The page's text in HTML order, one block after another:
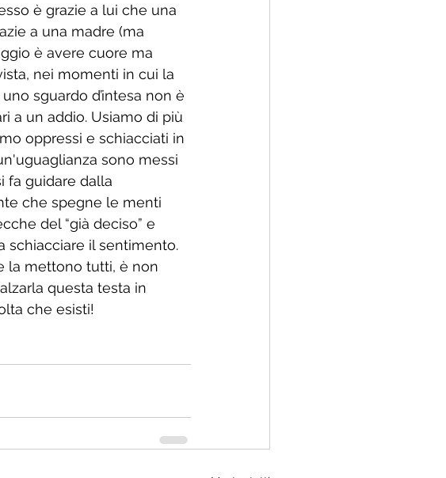
è grazie a lui che una
a una madre (ma
è avere cuore ma
nei momenti in cui la
sguardo d’intesa non è
a un addio. Usiamo di più
oppressi e schiacciati in
sono messi
fa guidare dalla
che spegne le menti
del “già deciso” e
schiacciare il sentimento.
la mettono tutti, è non
questa testa in
che esisti!